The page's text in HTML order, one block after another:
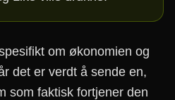
om økonomien og
det er verdt å sende en,
som faktisk fortjener den